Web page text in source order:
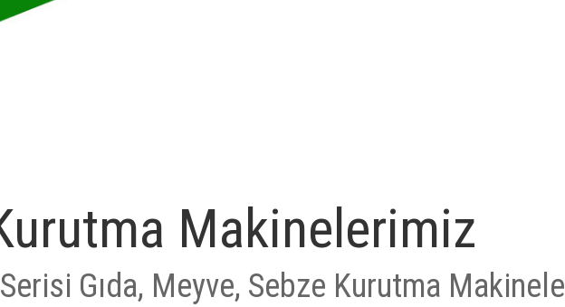
Makinelerimiz
Gıda, Meyve, Sebze Kurutma